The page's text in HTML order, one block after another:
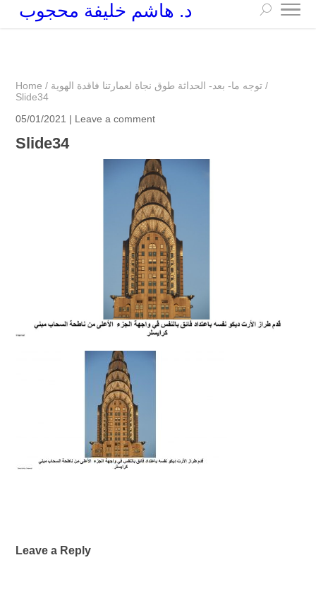
د. هاشم خليفة محجوب
Home / توجه ما- بعد- الحداثة طوق نجاة لعمارتنا فاقدة الهوية /
Slide34
05/01/2021 | Leave a comment
Slide34
Leave a Reply